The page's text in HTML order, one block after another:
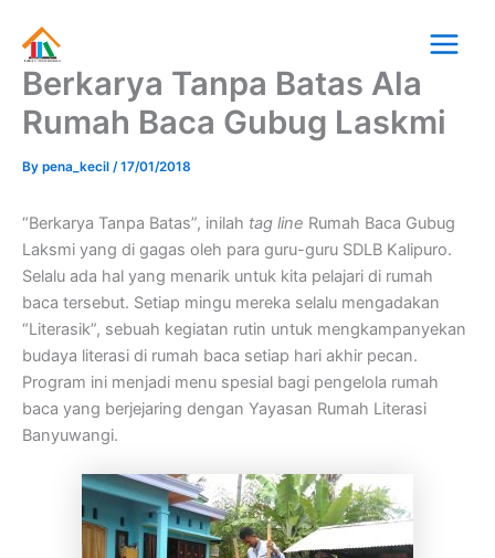
content
Berkarya Tanpa Batas Ala
Rumah Baca Gubug Laskmi
By pena_kecil /17/01/2018
“Berkarya Tanpa Batas”, inilah tag line Rumah Baca Gubug
Laksmi yang di gagas oleh para guru-guru SDLB Kalipuro.
Selalu ada hal yang menarik untuk kita pelajari di rumah
baca tersebut. Setiap mingu mereka selalu mengadakan
“Literasik”, sebuah kegiatan rutin untuk mengkampanyekan
budaya literasi di rumah baca setiap hari akhir pecan.
Program ini menjadi menu spesial bagi pengelola rumah
baca yang berjejaring dengan Yayasan Rumah Literasi
Banyuwangi.